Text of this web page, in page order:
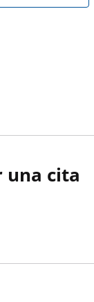
una cita